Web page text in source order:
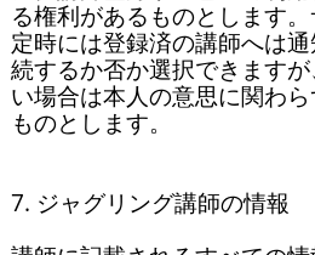
る権利があるものとします
定時には登録済の講師へは
続するか否か選択できます
い場合は本人の意思に関わ
ものとします。
7. ジャグリング講師の情報